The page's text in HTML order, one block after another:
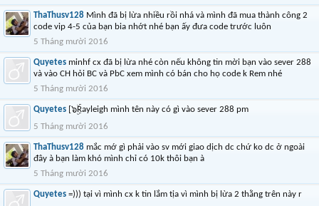
ThaThusv128 Mình đã bị lừa nhiều rồi nhá và mình đã mua thành công 2
code vip 4-5 của bạn bia nhớt nhé bạn ấy đưa code trước luôn
5 Tháng mười 2016
Quyetes minhf cx đã bị lừa nhé còn nếu không tin mời bạn vào sever 288
và vào CH hỏi BC và PbC xem mình có bán cho họ code k Rem nhé
5 Tháng mười 2016
Quyetes [๖ۣۜRayleigh mình tên này có gì vào sever 288 pm
5 Tháng mười 2016
ThaThusv128 mắc mớ gì phải vào sv mới giao dịch dc chứ ko dc ở ngoài
đây à bạn làm khó mình chỉ có 10k thôi bạn à
5 Tháng mười 2016
Quyetes =))) tại vì mình cx k tin lắm tịa vì mình bị lừa 2 thằng trên này r